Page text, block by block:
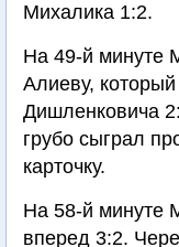
Михалика 1:2.
На 49-й минуте
Алиеву,
Дишленковича
грубо сыграл
карточку.
На 58-й минуте
вперед 3:2.